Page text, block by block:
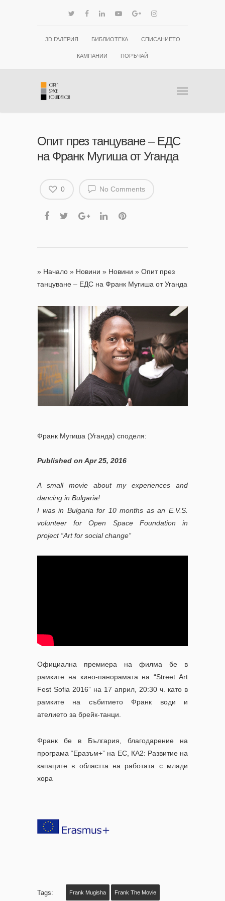
3D ГАЛЕРИЯ БИБЛИОТЕКА СПИСАНИЕТО
КАМПАНИИ ПОРЪЧАЙ
Опит през танцуване – ЕДС
на Франк Мугиша от Уганда
No Comments
0
» Начало » Новини » Новини » Опит през
танцуване – ЕДС на Франк Мугиша от Уганда
Франк Мугиша (Уганда) споделя:
Published on Apr 25, 2016
A small movie about my experiences and
dancing in Bulgaria!
I was in Bulgaria for 10 months as an E.V.S.
volunteer for Open Space Foundation in
project “Art for social change”
Официална премиера на филма бе в
рамките на кино-панорамата на “Street Art
Fest Sofia 2016” на 17 април, 20:30 ч. като в
рамките на събитието Франк води и
ателието за брейк-танци.
Франк бе в България, благодарение на
програма “Еразъм+” на ЕС, КА2: Развитие на
капаците в областта на работата с млади
хора
Tags: Frank Mugisha Frank The Movie